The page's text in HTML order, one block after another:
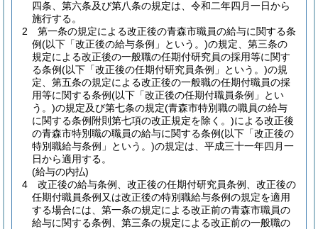
四条、第六条及び第八条の規定は、令和二年四月一日から
施行する。
2
第一条の規定による改正後の青森市職員の給与に関する条
例(以下「改正後の給与条例」という。)の規定、第三条の
規定による改正後の一般職の任期付研究員の採用等に関す
る条例(以下「改正後の任期付研究員条例」という。)の規
定、第五条の規定による改正後の一般職の任期付職員の採
用等に関する条例(以下「改正後の任期付職員条例」とい
う。)の規定及び第七条の規定(青森市特別職の職員の給与
に関する条例附則第七項の改正規定を除く。)による改正後
の青森市特別職の職員の給与に関する条例(以下「改正後の
特別職給与条例」という。)の規定は、平成三十一年四月一
日から適用する。
(給与の内払)
4
改正後の給与条例、改正後の任期付研究員条例、改正後の
任期付職員条例又は改正後の特別職給与条例の規定を適用
する場合には、第一条の規定による改正前の青森市職員の
給与に関する条例、第三条の規定による改正前の一般職の